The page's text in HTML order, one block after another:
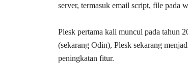
server, termasuk email script, file pada
Plesk pertama kali muncul pada tahun
(sekarang Odin), Plesk sekarang
peningkatan fitur.